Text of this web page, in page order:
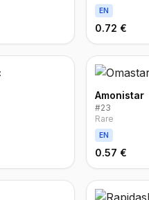
EN
0.72 €
Amonistar
#23
Rare
EN
0.57 €